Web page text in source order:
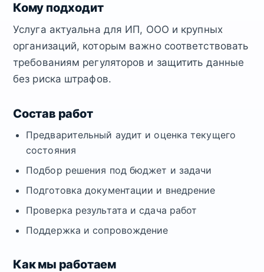
Кому подходит
Услуга актуальна для ИП, ООО и крупных
организаций, которым важно соответствовать
требованиям регуляторов и защитить данные
без риска штрафов.
Состав работ
Предварительный аудит и оценка текущего
состояния
Подбор решения под бюджет и задачи
Подготовка документации и внедрение
Проверка результата и сдача работ
Поддержка и сопровождение
Как мы работаем